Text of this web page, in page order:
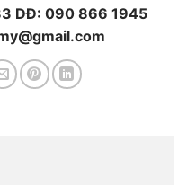
DĐ: 090 866 1945